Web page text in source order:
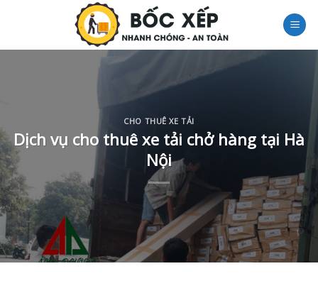
CHO THUÊ XE TẢI
Dịch vụ cho thuê xe tải chở hàng tại Hà
Nội